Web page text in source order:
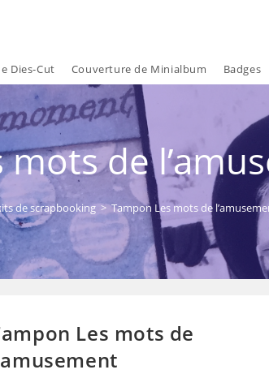
Dies-Cut Couverture de Minialbum Badges
de
de scrapbooking > Tampon Les mots de
Les mots de